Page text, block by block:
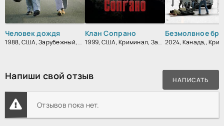
Человек дождя
1988, США, Зарубежный, Драма
Клан Сопрано
1999, США, Криминал, Зарубежный, Драма
Безмолвное
Напиши свой отзыв НАПИСАТЬ
Отзывов пока нет.